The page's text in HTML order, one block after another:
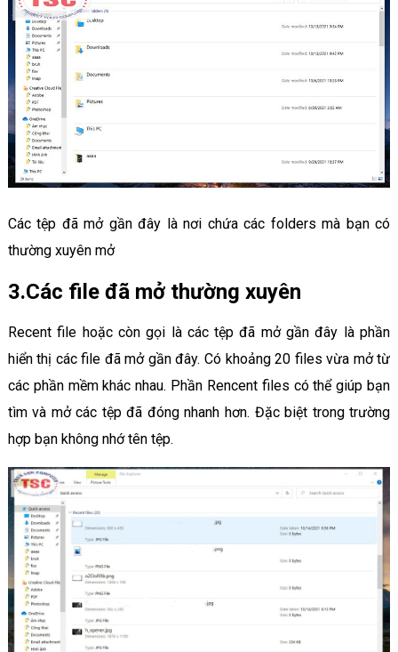
Các tệp đã mở gần đây là nơi chứa các folders mà bạn có
thường xuyên mở
3.Các file đã mở thường xuyên
Recent file hoặc còn gọi là các tệp đã mở gần đây là phần
hiển thị các file đã mở gần đây. Có khoảng 20 files vừa mở từ
các phần mềm khác nhau. Phần Rencent files có thể giúp bạn
tìm và mở các tệp đã đóng nhanh hơn. Đặc biệt trong trường
hợp bạn không nhớ tên tệp.